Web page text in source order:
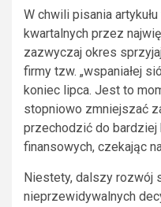
W chwili pisania
kwartalnych przez
zazwyczaj okres
firmy tzw. „wspaniałej
koniec lipca. Jest to
stopniowo zmniejszać
przechodzić do
finansowych, czekając
Niestety, dalszy rozwój
nieprzewidywalnych